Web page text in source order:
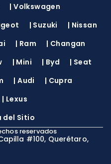
|Volkswagen
| Suzuki | Nissan
| Ram | Changan
| Mini | Byd | Seat
|Audi | Cupra
| Lexus
del Sitio
reservados
#100, Querétaro,